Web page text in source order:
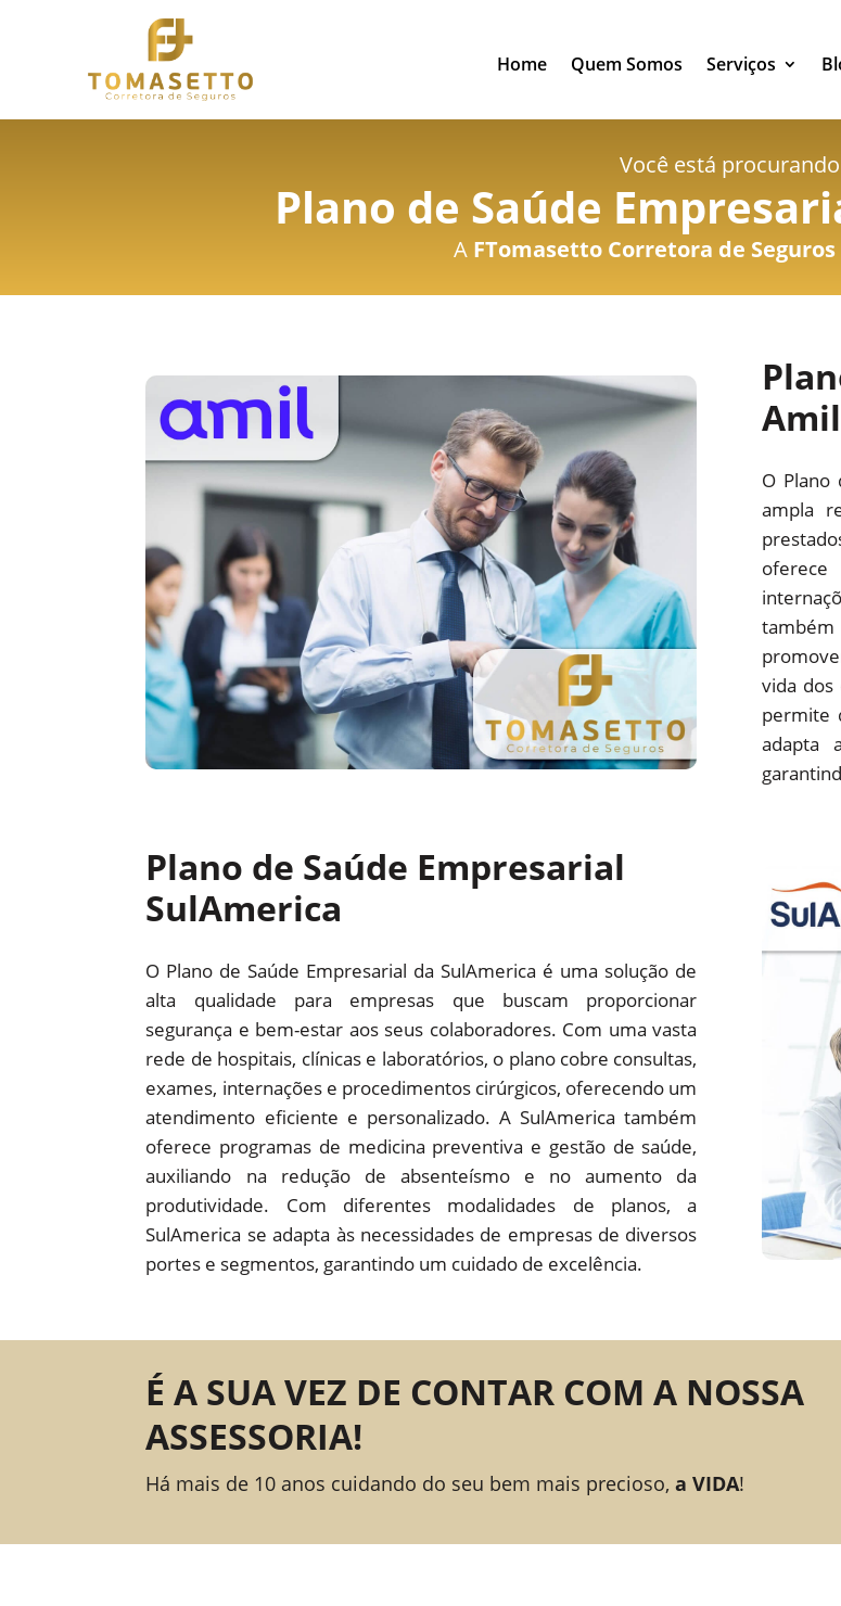
Home Quem Somos Serviços
Você está procurando
Plano de Saúde
A FTomasetto Corretora de Seguros
Amil
O Plano
ampla
oferece
também
vida dos
permite
adapta
Plano de Saúde Empresarial
SulAmerica
O Plano de Saúde Empresarial da SulAmerica é uma solução de
alta qualidade para empresas que buscam proporcionar
segurança e bem-estar aos seus colaboradores. Com uma vasta
rede de hospitais, clínicas e laboratórios, o plano cobre consultas,
exames, internações e procedimentos cirúrgicos, oferecendo um
atendimento eficiente e personalizado. A SulAmerica também
oferece programas de medicina preventiva e gestão de saúde,
auxiliando na redução de absenteísmo e no aumento da
produtividade. Com diferentes modalidades de planos, a
SulAmerica se adapta às necessidades de empresas de diversos
portes e segmentos, garantindo um cuidado de excelência.
É A SUA VEZ DE CONTAR COM A NOSSA
ASSESSORIA!
Há mais de 10 anos cuidando do seu bem mais precioso,a VIDA!